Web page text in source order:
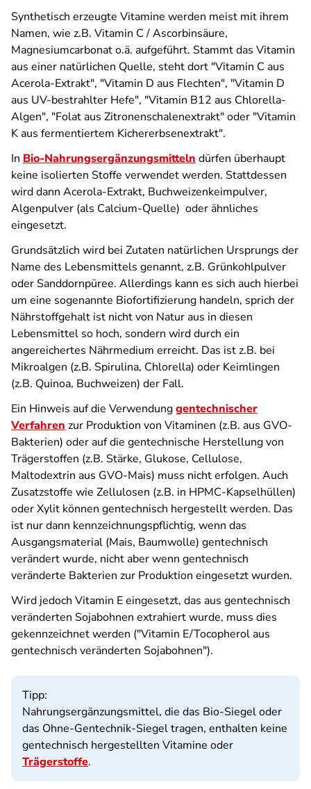
Synthetisch erzeugte Vitamine werden meist mit ihrem
Namen, wie z.B. Vitamin C / Ascorbinsäure,
Magnesiumcarbonat o.ä. aufgeführt. Stammt das Vitamin
aus einer natürlichen Quelle, steht dort "Vitamin C aus
Acerola-Extrakt", "Vitamin D aus Flechten", "Vitamin D
aus UV-bestrahlter Hefe", "Vitamin B12 aus Chlorella-
Algen", "Folat aus Zitronenschalenextrakt" oder "Vitamin
K aus fermentiertem Kichererbsenextrakt".
In Bio-Nahrungsergänzungsmitteln dürfen überhaupt
keine isolierten Stoffe verwendet werden. Stattdessen
wird dann Acerola-Extrakt, Buchweizenkeimpulver,
Algenpulver (als Calcium-Quelle) oder ähnliches
eingesetzt.
Grundsätzlich wird bei Zutaten natürlichen Ursprungs der
Name des Lebensmittels genannt, z.B. Grünkohlpulver
oder Sanddornpüree. Allerdings kann es sich auch hierbei
um eine sogenannte Biofortifizierung handeln, sprich der
Nährstoffgehalt ist nicht von Natur aus in diesen
Lebensmittel so hoch, sondern wird durch ein
angereichertes Nährmedium erreicht. Das ist z.B. bei
Mikroalgen (z.B. Spirulina, Chlorella) oder Keimlingen
(z.B. Quinoa, Buchweizen) der Fall.
Ein Hinweis auf die Verwendunggentechnischer
Verfahren zur Produktion von Vitaminen (z.B. aus GVO-
Bakterien) oder auf die gentechnische Herstellung von
Trägerstoffen (z.B. Stärke, Glukose, Cellulose,
Maltodextrin aus GVO-Mais) muss nicht erfolgen. Auch
Zusatzstoffe wie Zellulosen (z.B. in HPMC-Kapselhüllen)
oder Xylit können gentechnisch hergestellt werden. Das
ist nur dann kennzeichnungspflichtig, wenn das
Ausgangsmaterial (Mais, Baumwolle) gentechnisch
verändert wurde, nicht aber wenn gentechnisch
veränderte Bakterien zur Produktion eingesetzt wurden.
Wird jedoch Vitamin E eingesetzt, das aus gentechnisch
veränderten Sojabohnen extrahiert wurde, muss dies
gekennzeichnet werden ("Vitamin E/Tocopherol aus
gentechnisch veränderten Sojabohnen").
Tipp:
Nahrungsergänzungsmittel, die das Bio-Siegel oder
das Ohne-Gentechnik-Siegel tragen, enthalten keine
gentechnisch hergestellten Vitamine oder
Trägerstoffe.